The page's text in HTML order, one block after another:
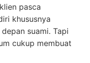
pasca
khususnya
suami. Tapi
cukup membuat